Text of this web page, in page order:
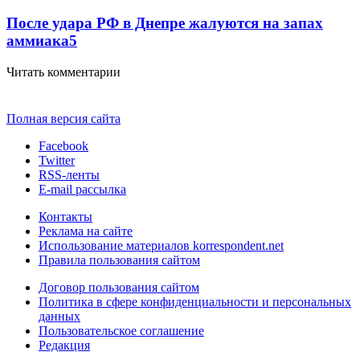
После удара РФ в Днепре жалуются на запах
аммиака5
Читать комментарии
Полная версия сайта
Facebook
Twitter
RSS-ленты
E-mail рассылка
Контакты
Реклама на сайте
Использование материалов korrespondent.net
Правила пользования сайтом
Договор пользования сайтом
Политика в сфере конфиденциальности и персональных
данных
Пользовательское соглашение
Редакция